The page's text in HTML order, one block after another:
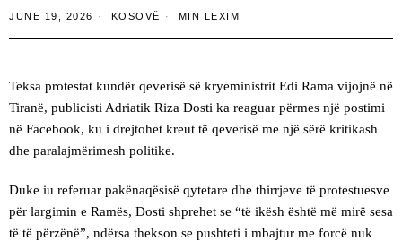
JUNE 19, 2026 KOSOVË MIN LEXIM
Teksa protestat kundër qeverisë së kryeministrit Edi Rama vijojnë në
Tiranë, publicisti Adriatik Riza Dosti ka reaguar përmes një postimi
në Facebook, ku i drejtohet kreut të qeverisë me një sërë kritikash
dhe paralajmërimesh politike.
Duke iu referuar pakënaqësisë qytetare dhe thirrjeve të protestuesve
për largimin e Ramës, Dosti shprehet se “të ikësh është më mirë sesa
të të përzënë”, ndërsa thekson se pushteti i mbajtur me forcë nuk